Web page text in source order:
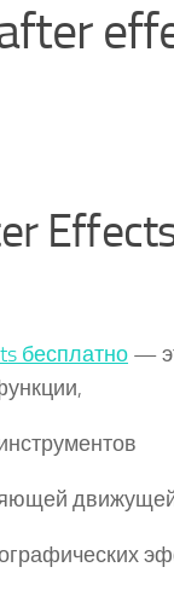
бесплатно —